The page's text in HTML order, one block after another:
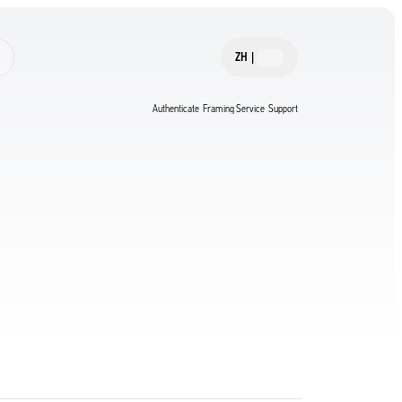
ZH |
Authenticate Framing Service Support